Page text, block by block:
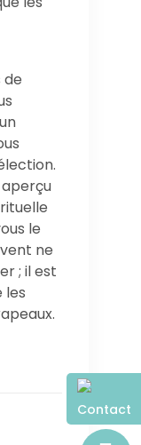
le
ne
; il est
les
Contact